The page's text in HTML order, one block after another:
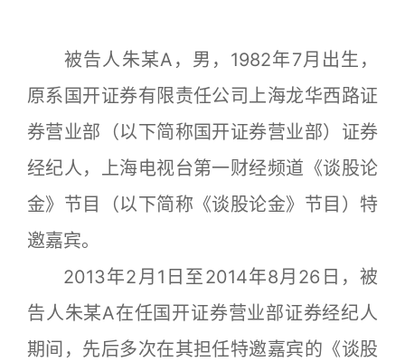
被告人朱某A，男，1982年7月出生，
原系国开证券有限责任公司上海龙华西路证
券营业部（以下简称国开证券营业部）证券
经纪人，上海电视台第一财经频道《谈股论
金》节目（以下简称《谈股论金》节目）特
邀嘉宾。
2013年2月1日至2014年8月26日，被
告人朱某A在任国开证券营业部证券经纪人
期间，先后多次在其担任特邀嘉宾的《谈股